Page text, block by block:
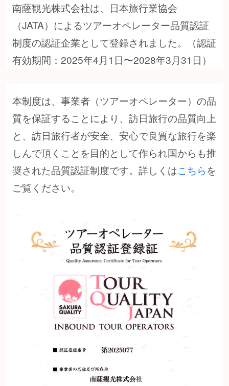
南薩観光株式会社は、日本旅行業協会
（JATA）によるツアーオペレーター品質認証
制度の認証企業として登録されました。（認証
有効期間：2025年4月1日〜2028年3月31日）
本制度は、事業者（ツアーオペレーター）の品
質を保証することにより、訪日旅行の品質向上
と、訪日旅行者が安全、安心で良質な旅行を楽
しんで頂くことを目的として作られ国からも推
奨された品質認証制度です。詳しくはこちらを
ご覧ください。